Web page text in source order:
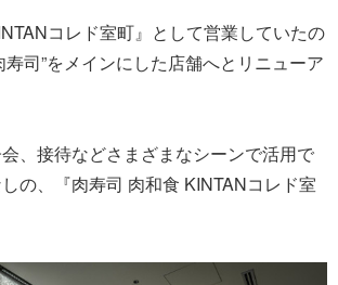
コレド室町』として営業していたの
寿司”をメインにした店舗へとリニューア
、接待などさまざまなシーンで活用で
の、『肉寿司 肉和食 KINTANコレド室